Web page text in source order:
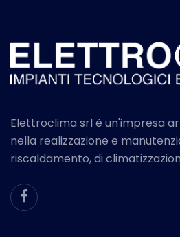
Elettroclima srl è un'impresa
nella realizzazione e
riscaldamento, di